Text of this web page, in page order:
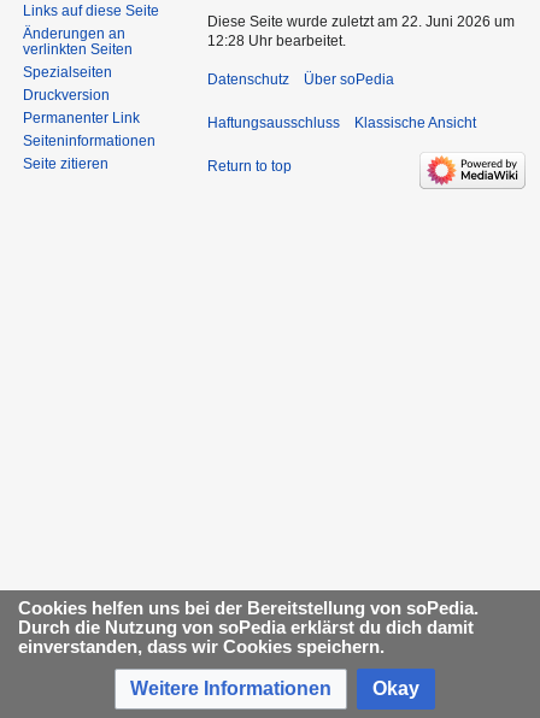
Cookies helfen uns bei der Bereitstellung von soPedia.
Durch die Nutzung von soPedia erklärst du dich damit
einverstanden, dass wir Cookies speichern.
Weitere Informationen Okay
Links auf diese Seite
Änderungen an
verlinkten Seiten
Spezialseiten
Druckversion
Permanenter Link
Seiten­­informationen
Seite zitieren
Diese Seite wurde zuletzt am 22. Juni 2026 um
12:28 Uhr bearbeitet.
Datenschutz Über soPedia
Haftungsausschluss Klassische Ansicht
Return to top